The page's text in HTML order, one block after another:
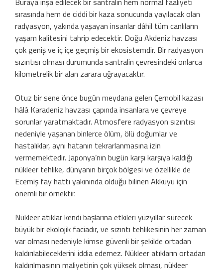
sırasında hem de ciddi bir kaza sonucunda yayılacak olan
radyasyon, yakında yaşayan insanlar dâhil tüm canlıların
yaşam kalitesini tahrip edecektir. Doğu Akdeniz havzası
çok geniş ve iç içe geçmiş bir ekosistemdir. Bir radyasyon
sızıntısı olması durumunda santralin çevresindeki onlarca
kilometrelik bir alan zarara uğrayacaktır.
Otuz bir sene önce bugün meydana gelen Çernobil kazası
hâlâ Karadeniz havzası çapında insanlara ve çevreye
sorunlar yaratmaktadır. Atmosfere radyasyon sızıntısı
nedeniyle yaşanan binlerce ölüm, ölü doğumlar ve
hastalıklar, aynı hatanın tekrarlanmasına izin
vermemektedir. Japonya’nın bugün karşı karşıya kaldığı
nükleer tehlike, dünyanın birçok bölgesi ve özellikle de
Ecemiş fay hattı yakınında olduğu bilinen Akkuyu için
önemli bir örnektir.
Nükleer atıklar kendi başlarına etkileri yüzyıllar sürecek
büyük bir ekolojik faciadır, ve sızıntı tehlikesinin her zaman
var olması nedeniyle kimse güvenli bir şekilde ortadan
kaldırılabileceklerini iddia edemez. Nükleer atıkların ortadan
kaldırılmasının maliyetinin çok yüksek olması, nükleer